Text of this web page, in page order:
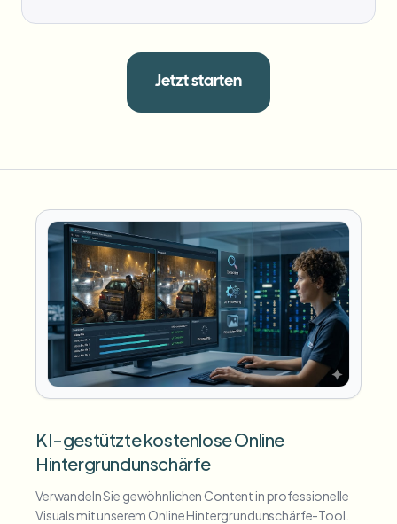
Jetzt starten
KI-gestützte kostenlose Online
Hintergrundunschärfe
Verwandeln Sie gewöhnlichen Content in professionelle
Visuals mit unserem Online Hintergrundunschärfe-Tool.